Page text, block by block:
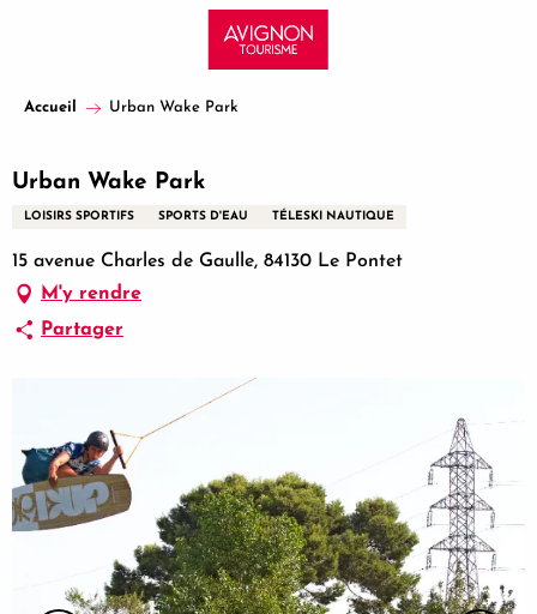
principal
Accueil Urban Wake Park
Urban Wake Park
LOISIRS SPORTIFS SPORTS D'EAU TÉLESKI NAUTIQUE
15 avenue Charles de Gaulle, 84130 Le Pontet
M'y rendre
Partager